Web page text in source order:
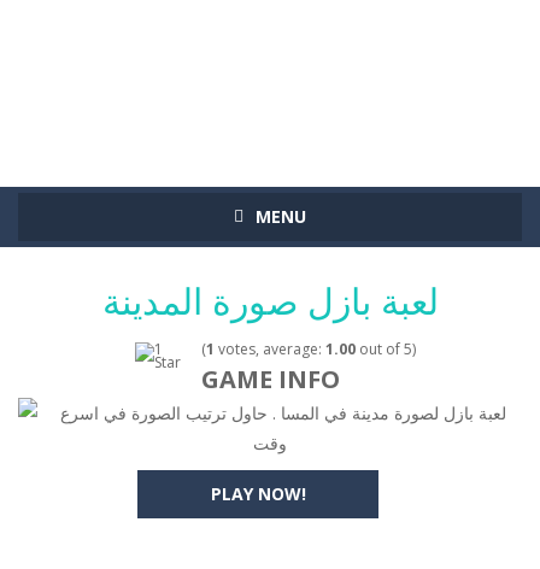
MENU
لعبة بازل صورة المدينة
(1 votes, average: 1.00out of 5)
PLAY NOW!
GAME INFO
لعبة بازل لصورة مدينة في المسا . حاول ترتيب الصورة في اسرع
وقت